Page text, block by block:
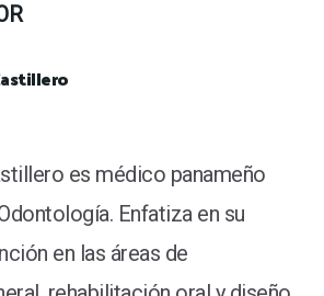
es médico panameño
Enfatiza en su
en las áreas de